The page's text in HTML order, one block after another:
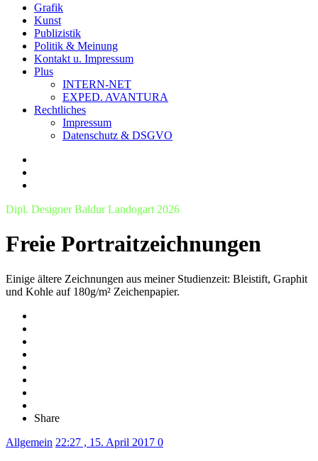
Grafik
Kunst
Publizistik
Politik & Meinung
Kontakt u. Impressum
Plus
INTERN-NET
EXPED. AVANTURA
Rechtliches
Impressum
Datenschutz & DSGVO
Dipl. Designer Baldur Landogart 2026
Freie Portraitzeichnungen
Einige ältere Zeichnungen aus meiner Studienzeit: Bleistift, Graphit
und Kohle auf 180g/m² Zeichenpapier.
Share
Allgemein 22:27 , 15. April 2017 0